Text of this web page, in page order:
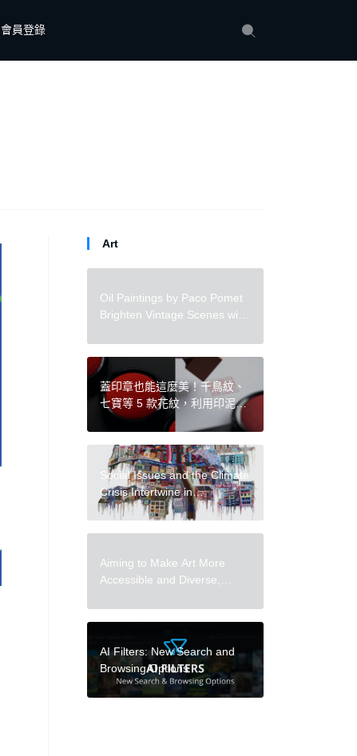
會員登錄
Art
Oil Paintings by Paco Pomet
Brighten Vintage Scenes with
蓋印章也能這麼美！千鳥紋、
七寶等 5 款花紋，利用印泥紋
路展現日本和風之美
Social Issues and the Climate
Crisis Intertwine in
Subversive Crocheted Works
Aiming to Make Art More
Accessible and Diverse,
Artist-Designed Jigsaws
AI Filters: New Search and
Browsing Options